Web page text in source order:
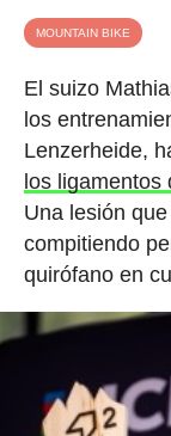
MOUNTAIN BIKE
El suizo
los
Lenzerheide,
los
Una lesión
compitiendo
quirófano en